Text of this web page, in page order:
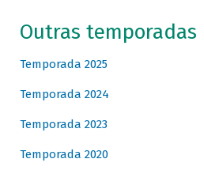
Outras temporadas
Temporada 2025
Temporada 2024
Temporada 2023
Temporada 2020